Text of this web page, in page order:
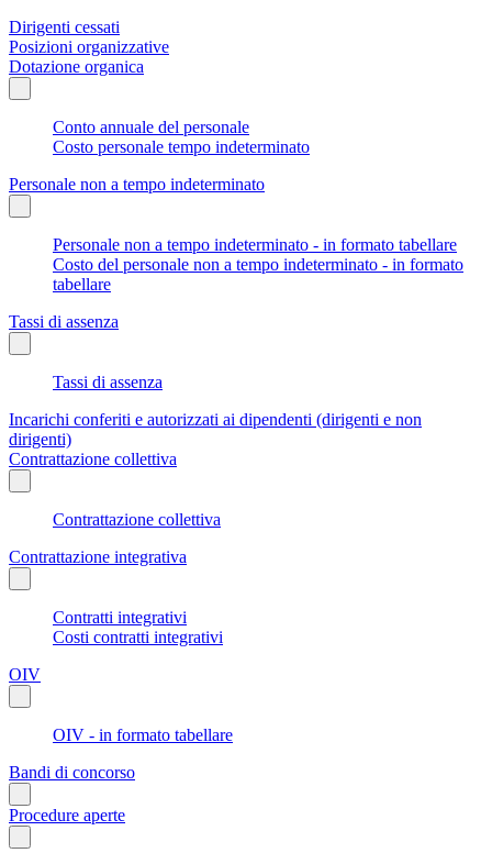
Dirigenti cessati
Posizioni organizzative
Dotazione organica
Conto annuale del personale
Costo personale tempo indeterminato
Personale non a tempo indeterminato
Personale non a tempo indeterminato - in formato tabellare
Costo del personale non a tempo indeterminato - in formato
tabellare
Tassi di assenza
Tassi di assenza
Incarichi conferiti e autorizzati ai dipendenti (dirigenti e non
dirigenti)
Contrattazione collettiva
Contrattazione collettiva
Contrattazione integrativa
Contratti integrativi
Costi contratti integrativi
OIV
OIV - in formato tabellare
Bandi di concorso
Procedure aperte